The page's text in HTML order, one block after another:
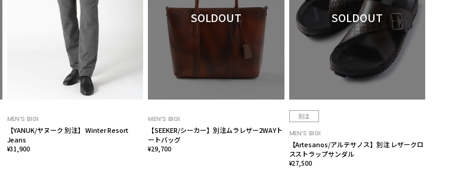
MEN’S BIGI
【YANUK/ヤヌーク 別注】 Winter Resort
Jeans
¥31,900
SOLDOUT
MEN’S BIGI
【SEEKER/シーカー】別注ムラレザー2WAYト
ートバッグ
¥29,700
SOLDOUT
別注
MEN’S BIGI
【Artesanos/アルテサノス】別注 レザークロ
スストラップサンダル
¥27,500